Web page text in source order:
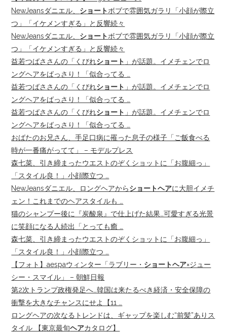
NewJeansダニエル、 ショートボブで雰囲気ガラリ「小顔が際立
つ」「イケメンすぎる」と反響続々
NewJeansダニエル、 ショートボブで雰囲気ガラリ「小顔が際立
つ」「イケメンすぎる」と反響続々
益若つばささんの「くびれショート 」が話題。イメチェンでロ
ングヘアをばっさり！「似合ってる …
益若つばささんの「くびれショート 」が話題。イメチェンでロ
ングヘアをばっさり！「似合ってる …
益若つばささんの「くびれショート 」が話題。イメチェンでロ
ングヘアをばっさり！「似合ってる …
おばたのお兄さん、手足口病に罹った息子の様子「ご飯食べる
時が一番痛がってて」 – モデルプレス
森七菜、引き締まったウエストのぞくショットに「お腹細っ」
「スタイル良！」小顔際立つ …
NewJeansダニエル、ロングヘアからショートヘアに大胆イメチ
ェン！これまでのヘアスタイルも …
猫のシャンプー後に『炭酸泉』で仕上げた結果…可愛すぎる光景
に笑顔になる人続出「とっても癒 …
森七菜、引き締まったウエストのぞくショットに「お腹細っ」
「スタイル良！」小顔際立つ …
【フォト】aespaウィンター「ラブリー・ ショートヘア×ジュー
シー・スマイル」 – 朝鮮日報
第2次トランプ政権発足へ…韓国は来たるべき経済・安全保障の
衝撃を大きなチャンスにせよ【11 …
ロングヘアの次なるトレンドは、ギャップを楽しむ“前髪”ありス
タイル 【東京最旬ヘアカタログ】